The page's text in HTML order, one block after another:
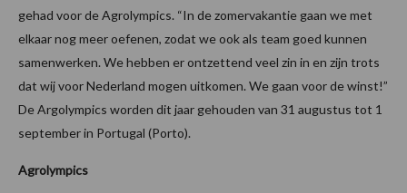
gehad voor de Agrolympics. “In de zomervakantie gaan we met
elkaar nog meer oefenen, zodat we ook als team goed kunnen
samenwerken. We hebben er ontzettend veel zin in en zijn trots
dat wij voor Nederland mogen uitkomen. We gaan voor de winst!”
De Argolympics worden dit jaar gehouden van 31 augustus tot 1
september in Portugal (Porto).
Agrolympics